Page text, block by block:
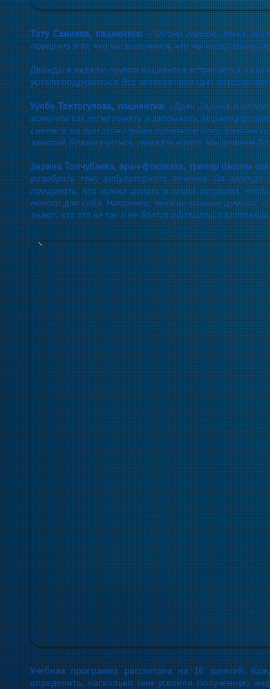
Тоту Самиева, пациентка:«Честно говоря, такие
поверить в то, что мы вылечимся, что мы незаразные,
Дважды в неделю группа пациентов встречается на
успели подружиться. Все занятия проходят
Уулбү Токтогулова, пациентка:«Врач Зарина в
моменты так легче понять и запомнить. Играем в
смеемся, но при этом глубже понимаем тему. Занятия
занятий, бежим учиться, узнавать новое. Мы должны
Зарина Топчубаева, врач-фтизиатр, тренер Школы
разобрать тему амбулаторного лечения. По
продумать, что нужно делать в такой ситуации,
нового для себя. Например, многие раньше думали,
знают, что это не так и не боятся обращаться за
Учебная программа рассчитана на 16 занятий.
определить, насколько они усвоили полученную